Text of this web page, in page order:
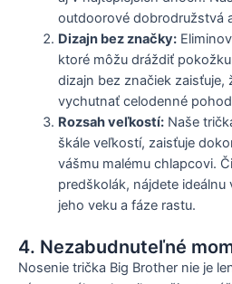
outdoorové dobrodružstvá
Dizajn bez značky:
ktoré môžu dráždiť
dizajn bez značiek zaisťuje,
vychutnať celodenné
Rozsah veľkostí:Naše
škále veľkostí, zaisťuje
vášmu malému chlapcovi.
predškolák, nájdete
jeho veku a fáze rastu.
4. Nezabudnuteľné
Nosenie trička Big Brother nie je